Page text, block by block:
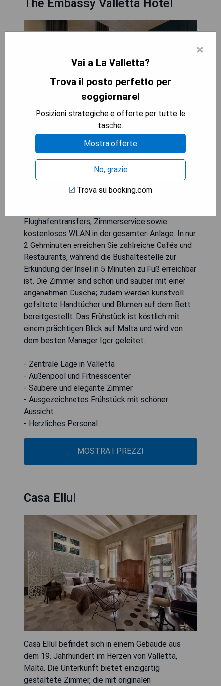
The Embassy Valletta Hotel
Das Embassy Valletta Hotel bietet einen
Außenpool, ein Fitnesscenter, eine Terrasse und
ein Restaurant im Herzen von Valletta. Dieses 4-
Sterne-Hotel verfügt über einen Geldautomaten
Flughafentransfers, Zimmerservice sowie
kostenloses WLAN in der gesamten Anlage. In nur
2 Gehminuten erreichen Sie zahlreiche Cafés und
Restaurants, während die Bushaltestelle zur
Erkundung der Insel in 5 Minuten zu Fuß erreichbar
ist. Die Zimmer sind schön und sauber mit einer
angenehmen Dusche; zudem werden kunstvoll
gefaltete Handtücher und Blumen auf dem Bett
bereitgestellt. Das Frühstück ist köstlich mit
einem prächtigen Blick auf Malta und wird von
dem besten Manager Igor geleitet.
- Zentrale Lage in Valletta
- Außenpool und Fitnesscenter
- Saubere und elegante Zimmer
- Ausgezeichnetes Frühstück mit schöner
Aussicht
- Herzliches Personal
MOSTRA I PREZZI
Casa Ellul
Casa Ellul befindet sich in einem Gebäude aus
dem 19. Jahrhundert im Herzen von Valletta,
Malta. Die Unterkunft bietet einzigartig
gestaltete Zimmer, die mit originalen
×
Vai a La Valletta?
Trova il posto perfetto per
soggiornare!
Posizioni strategiche e offerte per tutte le
tasche.
Mostra offerte
No, grazie
Trova su booking.com